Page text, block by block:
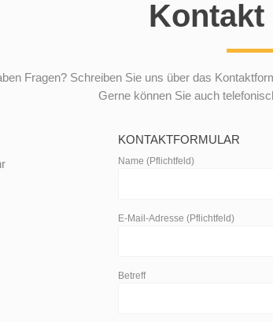
Kontakt
Fragen? Schreiben Sie uns über das
Gerne können Sie auch
KONTAKTFORMULAR
Name (Pflichtfeld)
E-Mail-Adresse (Pflichtfeld)
Betreff